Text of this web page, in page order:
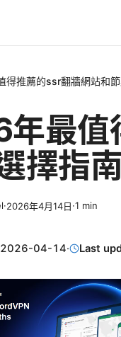
得推薦的ssr翻牆網站和
最值
擇指南
·2026年4月14日·1 min
2026-04-14· Last